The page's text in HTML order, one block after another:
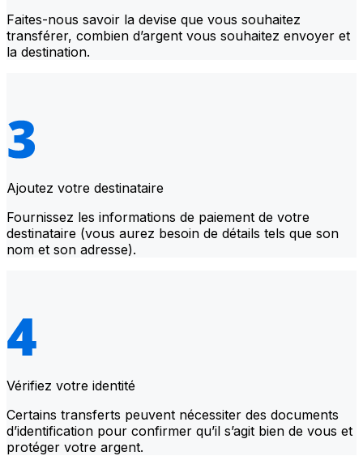
Faites-nous savoir la devise que vous souhaitez
transférer, combien d’argent vous souhaitez envoyer et
la destination.
Ajoutez votre destinataire
Fournissez les informations de paiement de votre
destinataire (vous aurez besoin de détails tels que son
nom et son adresse).
Vérifiez votre identité
Certains transferts peuvent nécessiter des documents
d’identification pour confirmer qu’il s’agit bien de vous et
protéger votre argent.